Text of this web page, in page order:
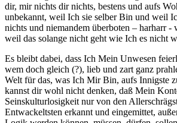
dir, mir nichts dir nichts, bestens und aufs
unbekannt, weil Ich sie selber Bin und weil
nichts und niemandem überboten – harharr -
weil das solange nicht geht wie Ich es nicht
Es bleibt dabei, dass Ich Mein Unwesen
wem doch gleich (?), lieb und zart ganz
Welt für das, was Ich Mir Bin, aufs Innigste
kannst dir wohl nicht denken, daß Mein
Seinskulturlosigkeit nur von den
Entwackeltsten erkannt und eingemittet,